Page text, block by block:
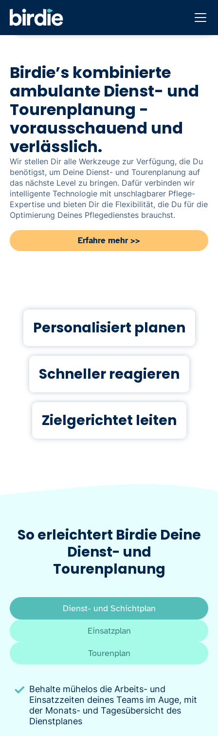
Birdie’s kombinierte
ambulante Dienst- und
Tourenplanung -
vorausschauend und
verlässlich.
Wir stellen Dir alle Werkzeuge zur Verfügung, die Du
benötigst, um Deine Dienst- und Tourenplanung auf
das nächste Level zu bringen. Dafür verbinden wir
intelligente Technologie mit unschlagbarer Pflege-
Expertise und bieten Dir die Flexibilität, die Du für die
Optimierung Deines Pflegedienstes brauchst.
Erfahre mehr >>
Personalisiert planen
Schneller reagieren
Zielgerichtet leiten
So erleichtert Birdie Deine
Dienst- und
Tourenplanung
Dienst- und Schichtplan
Einsatzplan
Tourenplan
Behalte mühelos die Arbeits- und
Einsatzzeiten deines Teams im Auge, mit
der Monats- und Tagesübersicht des
Dienstplanes